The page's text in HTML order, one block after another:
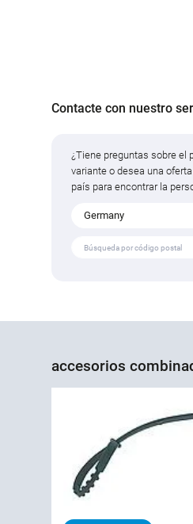
Contacte con nuestro
¿Tiene preguntas sobre el
variante o desea una
país para encontrar la
Germany
accesorios